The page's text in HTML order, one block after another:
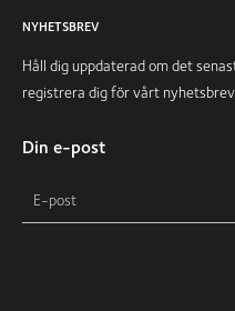
NYHETSBREV
Håll dig uppdaterad om det
registrera dig för vårt
Din e-post